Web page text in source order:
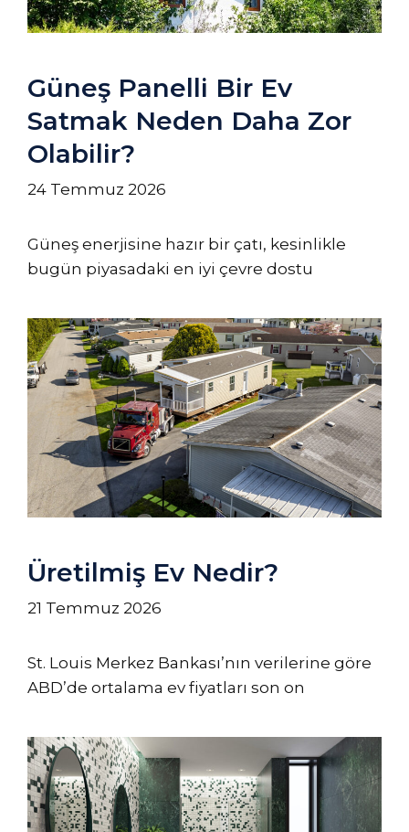
Güneş Panelli Bir Ev
Satmak Neden Daha Zor
Olabilir?
24 Temmuz 2026
Güneş enerjisine hazır bir çatı, kesinlikle
bugün piyasadaki en iyi çevre dostu
Üretilmiş Ev Nedir?
21 Temmuz 2026
St. Louis Merkez Bankası’nın verilerine göre
ABD’de ortalama ev fiyatları son on